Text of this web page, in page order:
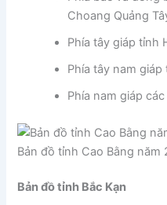
Choang Quảng
Phía tây giáp tỉnh
Phía tây nam giáp
Phía nam giáp
Bản đồ tỉnh Cao Bằng năm
Bản đồ tỉnh Bắc Kạn